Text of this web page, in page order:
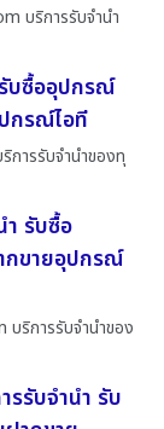
บริการรับจำนำ
บซื้ออุปกรณ์
กรณ์ไอที
การรับจำนำของทุ
ำ รับซื้อ
กขายอุปกรณ์
บริการรับจำนำของ
รรับจำนำ รับ